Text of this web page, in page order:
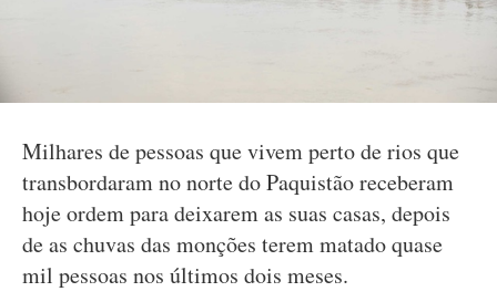
Milhares de pessoas que vivem perto de rios que
transbordaram no norte do Paquistão receberam
hoje ordem para deixarem as suas casas, depois
de as chuvas das monções terem matado quase
mil pessoas nos últimos dois meses.